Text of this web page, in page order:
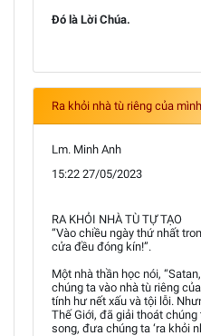
Đó là Lời Chúa.
Ra khỏi nhà tù riêng của mình
Lm. Minh Anh
15:22 27/05/2023
RA KHỎI NHÀ TÙ TỰ TẠO
“Vào chiều ngày thứ nhất
cửa đều đóng kín!”.
Một nhà thần học nói,
chúng ta vào nhà tù riêng
tính hư nết xấu và tội lỗi.
Thế Giới, đã giải thoát
song, đưa chúng ta ‘ra khỏi